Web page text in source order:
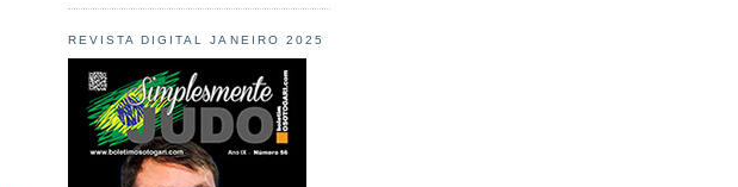
REVISTA DIGITAL JANEIRO 2025